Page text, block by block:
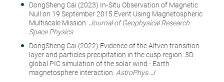
DongSheng Cai (2023) In‐Situ Observation of Magnetic
Null on 19 September 2015 Event Using Magnetospheric
Multiscale Mission. Journal of Geophysical Research:
Space Physics
DongSheng Cai (2022) Evidence of the Alfven transition
layer and particles precipitation in the cusp region: 3D
global PIC simulation of the solar wind - Earth
magnetosphere interaction. AstroPhys. J